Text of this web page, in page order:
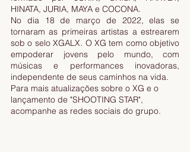
HINATA, JURIA, MAYA e COCONA.
No dia 18 de março de 2022, elas se
tornaram as primeiras artistas a estrearem
sob o selo XGALX. O XG tem como objetivo
empoderar jovens pelo mundo, com
músicas e performances inovadoras,
independente de seus caminhos na vida.
Para mais atualizações sobre o XG e o
lançamento de "SHOOTING STAR",
acompanhe as redes sociais do grupo.